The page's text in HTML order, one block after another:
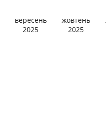
вересень
2025
жовтень
2025